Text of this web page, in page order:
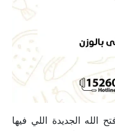
الله الجديدة اللي فيها